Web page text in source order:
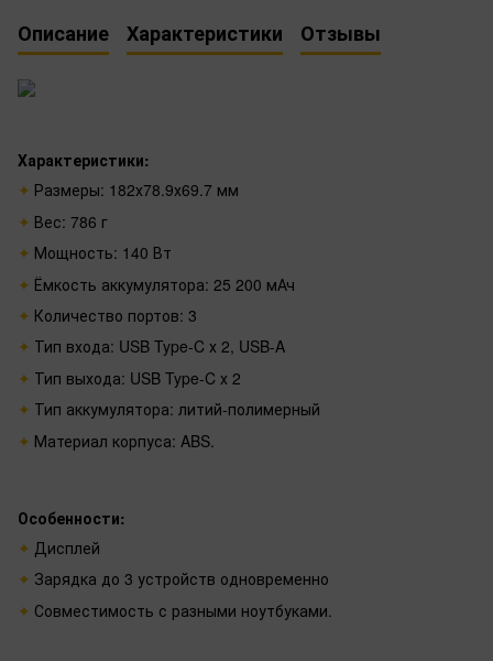
Описание Характеристики Отзывы
Характеристики:
Размеры: 182х78.9х69.7 мм
Вес: 786 г
Мощность: 140 Вт
Ёмкость аккумулятора: 25 200 мАч
Количество портов: 3
Тип входа: USB Type-C х 2, USB-A
Тип выхода: USB Type-C х 2
Тип аккумулятора: литий-полимерный
Материал корпуса: ABS.
Особенности:
Дисплей
Зарядка до 3 устройств одновременно
Совместимость с разными ноутбуками.